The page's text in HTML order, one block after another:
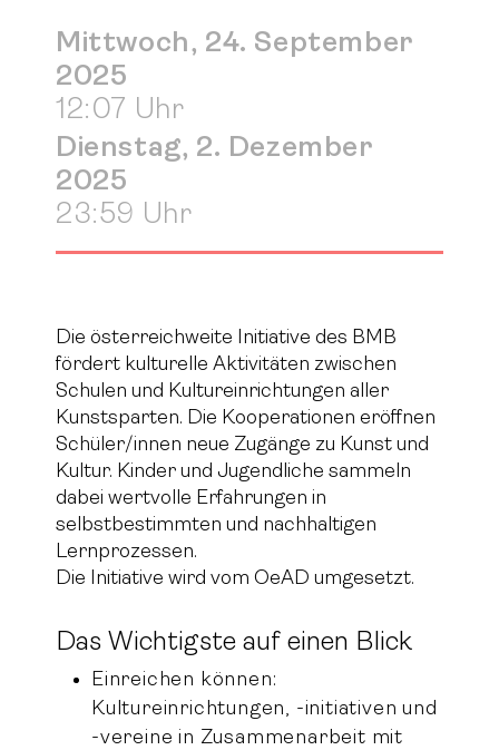
Mittwoch, 24. September
2025
12:07 Uhr
Dienstag, 2. Dezember
2025
23:59 Uhr
Die österreichweite Initiative des BMB
fördert kulturelle Aktivitäten zwischen
Schulen und Kultureinrichtungen aller
Kunstsparten. Die Kooperationen eröffnen
Schüler/innen neue Zugänge zu Kunst und
Kultur. Kinder und Jugendliche sammeln
dabei wertvolle Erfahrungen in
selbstbestimmten und nachhaltigen
Lernprozessen.
Die Initiative wird vom OeAD umgesetzt.
Das Wichtigste auf einen Blick
Einreichen können:
Kultureinrichtungen, -initiativen und
-vereine in Zusammenarbeit mit